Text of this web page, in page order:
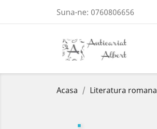
Suna-ne: 0760806656
Acasa Literatura romana